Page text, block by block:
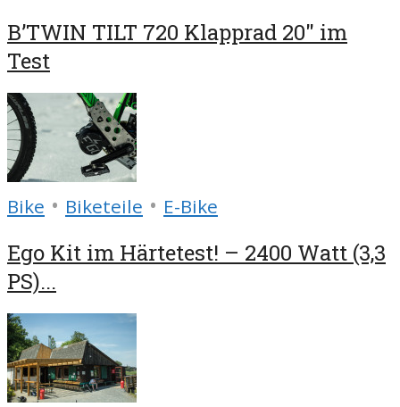
B’TWIN TILT 720 Klapprad 20″ im
Test
Bike • Biketeile • E-Bike
Ego Kit im Härtetest! – 2400 Watt (3,3
PS)...